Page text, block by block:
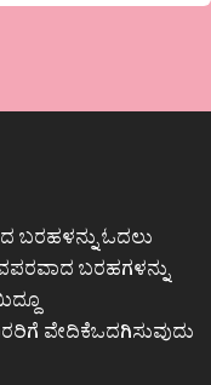
ಬರಹಳನ್ನು ಓದಲು
ಬರಹಗಳನ್ನು
ವೇದಿಕೆಒದಗಿಸುವುದು